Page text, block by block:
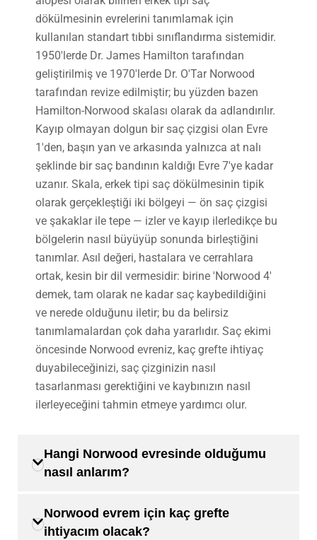
dökülmesinin evrelerini tanımlamak için
kullanılan standart tıbbi sınıflandırma sistemidir.
1950'lerde Dr. James Hamilton tarafından
geliştirilmiş ve 1970'lerde Dr. O'Tar Norwood
tarafından revize edilmiştir; bu yüzden bazen
Hamilton-Norwood skalası olarak da adlandırılır.
Kayıp olmayan dolgun bir saç çizgisi olan Evre
1'den, başın yan ve arkasında yalnızca at nalı
şeklinde bir saç bandının kaldığı Evre 7'ye kadar
uzanır. Skala, erkek tipi saç dökülmesinin tipik
olarak gerçekleştiği iki bölgeyi — ön saç çizgisi
ve şakaklar ile tepe — izler ve kayıp ilerledikçe bu
bölgelerin nasıl büyüyüp sonunda birleştiğini
tanımlar. Asıl değeri, hastalara ve cerrahlara
ortak, kesin bir dil vermesidir: birine 'Norwood 4'
demek, tam olarak ne kadar saç kaybedildiğini
ve nerede olduğunu iletir; bu da belirsiz
tanımlamalardan çok daha yararlıdır. Saç ekimi
öncesinde Norwood evreniz, kaç grefte ihtiyaç
duyabileceğinizi, saç çizginizin nasıl
tasarlanması gerektiğini ve kaybınızın nasıl
ilerleyeceğini tahmin etmeye yardımcı olur.
Hangi Norwood evresinde olduğumu
nasıl anlarım?
Norwood evrem için kaç grefte
ihtiyacım olacak?